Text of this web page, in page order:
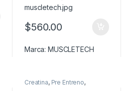
$560.00
Marca:MUSCLETECH
Creatina, Pre Entreno,